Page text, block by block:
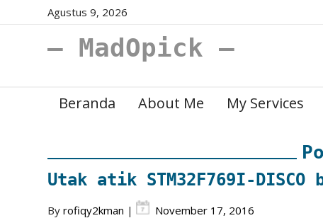
Agustus 9, 2026
– MadOpick –
Beranda About Me My Services
Utak atik STM32F769I-DISCO
Byrofiqy2kman | November 17, 2016